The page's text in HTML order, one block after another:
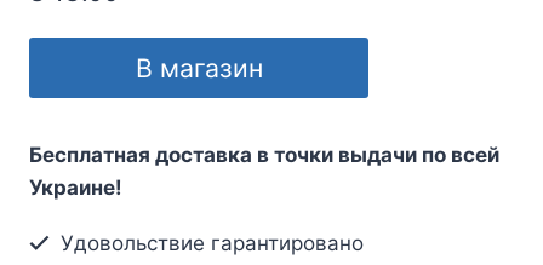
В магазин
Бесплатная доставка в точки выдачи по всей
Украине!
Удовольствие гарантировано